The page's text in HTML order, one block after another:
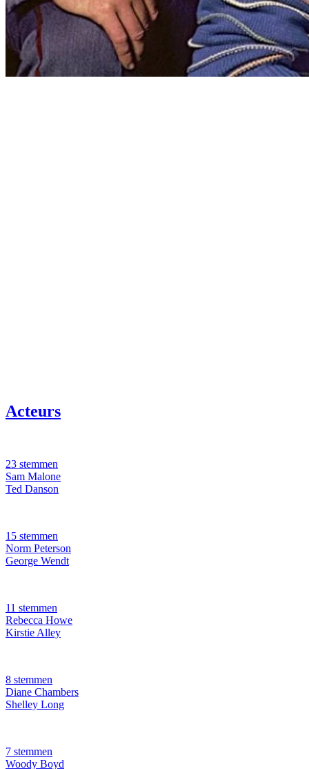
Acteurs
23 stemmen
Sam Malone
Ted Danson
15 stemmen
Norm Peterson
George Wendt
11 stemmen
Rebecca Howe
Kirstie Alley
8 stemmen
Diane Chambers
Shelley Long
7 stemmen
Woody Boyd